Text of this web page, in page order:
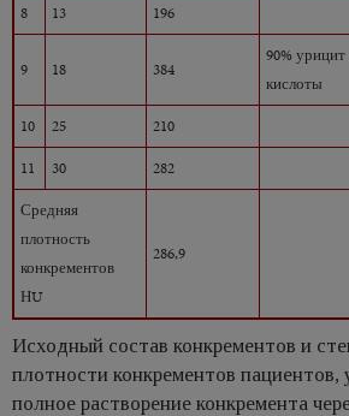
8
13 196
9 18 384
90%
кислоты
10
25
210
11
30
282
Средняя
плотность
конкрементов
НU
286,9
Исходный состав конкрементов и
плотности конкрементов пациентов,
полное растворение конкремента